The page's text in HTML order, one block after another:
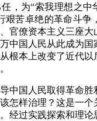
，为“索我理想之中
艰苦卓绝的革命斗争
官僚资本主义三座大
中国人民从此成为国
根本上改变了近代以
国人民取得革命胜
怎样治理？这是一个
经过实践探索和理论